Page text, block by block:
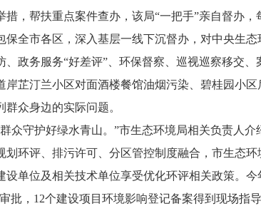
，帮扶重点案件查办，该局“一把手”亲自督办，
全市各区，深入基层一线下沉督办，对中央生态
政务服务“好差评”、环保督察、巡视巡察移交、
芷汀兰小区对面酒楼餐馆油烟污染、碧桂园小区
众身边的实际问题。
守护好绿水青山。”市生态环境局相关负责人介
环评、排污许可、分区管控制度融合，市生态环
单位及相关技术单位享受优化环评相关政策。今
批，12个建设项目环境影响登记备案得到现场指